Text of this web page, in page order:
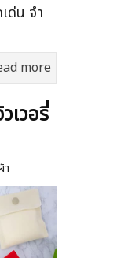
ด่น จำ
more
เวอรี่
า